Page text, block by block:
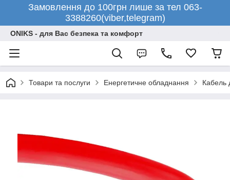
Замовлення до 100грн лише за тел 063-
3388260(viber,telegram)
ONIKS - для Вас безпека та комфорт
Товари та послуги Енергетичне обладнання Кабель